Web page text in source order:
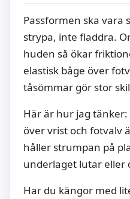
Passformen ska vara
strypa, inte fladdra.
huden så ökar
elastisk båge över
tåsömmar gör stor
Här är hur jag
över vrist och fotvalv
håller strumpan på
underlaget lutar eller
Har du kängor med